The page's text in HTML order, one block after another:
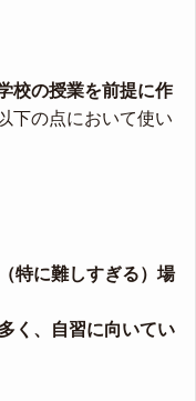
校の授業を前提に作
下の点において使い
特に難しすぎる）場
く、自習に向いてい